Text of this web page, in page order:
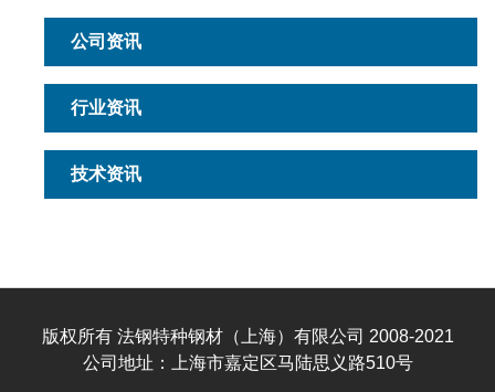
公司资讯
行业资讯
技术资讯
版权所有 法钢特种钢材（上海）有限公司 2008-2021
公司地址：上海市嘉定区马陆思义路510号